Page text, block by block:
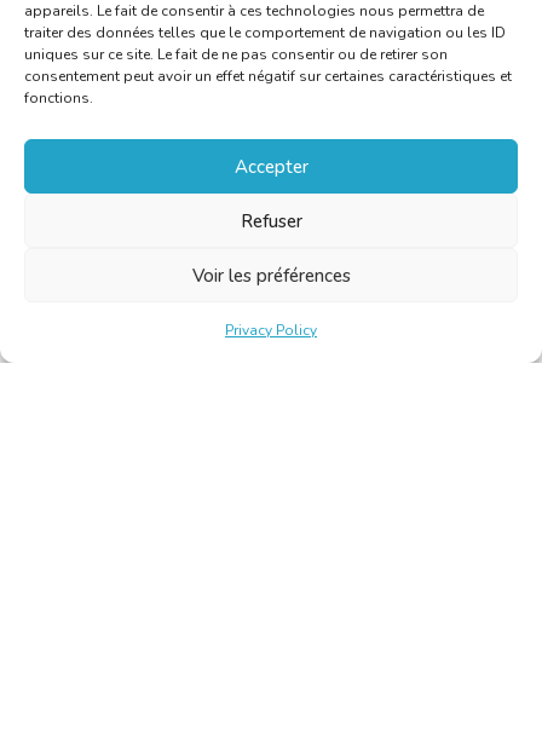
appareils. Le fait de consentir à ces technologies nous permettra de
traiter des données telles que le comportement de navigation ou les ID
uniques sur ce site. Le fait de ne pas consentir ou de retirer son
consentement peut avoir un effet négatif sur certaines caractéristiques et
fonctions.
Accepter
Refuser
Voir les préférences
Privacy Policy